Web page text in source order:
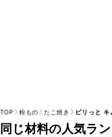
TOP 粉もの たこ焼き ピリっと キ
同じ材料の人気ラ